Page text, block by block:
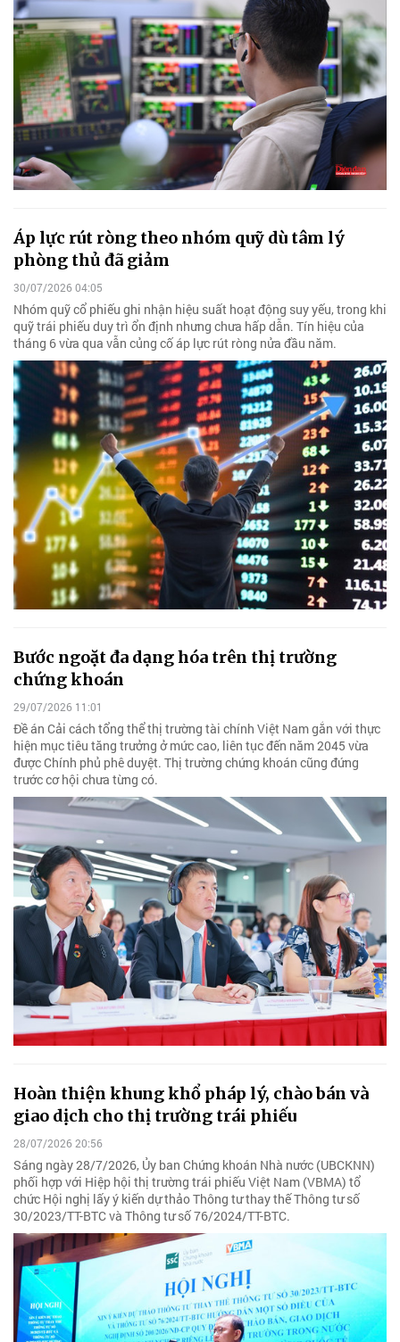
Áp lực rút ròng theo nhóm quỹ dù tâm lý
phòng thủ đã giảm
30/07/2026 04:05
Nhóm quỹ cổ phiếu ghi nhận hiệu suất hoạt động suy yếu, trong khi
quỹ trái phiếu duy trì ổn định nhưng chưa hấp dẫn. Tín hiệu của
tháng 6 vừa qua vẫn củng cố áp lực rút ròng nửa đầu năm.
Bước ngoặt đa dạng hóa trên thị trường
chứng khoán
29/07/2026 11:01
Đề án Cải cách tổng thể thị trường tài chính Việt Nam gắn với thực
hiện mục tiêu tăng trưởng ở mức cao, liên tục đến năm 2045 vừa
được Chính phủ phê duyệt. Thị trường chứng khoán cũng đứng
trước cơ hội chưa từng có.
Hoàn thiện khung khổ pháp lý, chào bán và
giao dịch cho thị trường trái phiếu
28/07/2026 20:56
Sáng ngày 28/7/2026, Ủy ban Chứng khoán Nhà nước (UBCKNN)
phối hợp với Hiệp hội thị trường trái phiếu Việt Nam (VBMA) tổ
chức Hội nghị lấy ý kiến dự thảo Thông tư thay thế Thông tư số
30/2023/TT-BTC và Thông tư số 76/2024/TT-BTC.